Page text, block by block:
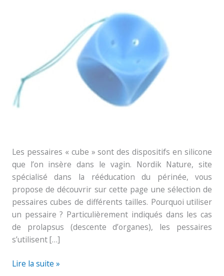
Les pessaires « cube » sont des dispositifs en silicone
que l’on insère dans le vagin. Nordik Nature, site
spécialisé dans la rééducation du périnée, vous
propose de découvrir sur cette page une sélection de
pessaires cubes de différents tailles. Pourquoi utiliser
un pessaire ? Particulièrement indiqués dans les cas
de prolapsus (descente d’organes), les pessaires
s’utilisent […]
Lire la suite »